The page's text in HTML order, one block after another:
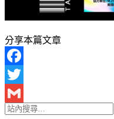
分享本篇文章
Facebook
Twitter
Gmail